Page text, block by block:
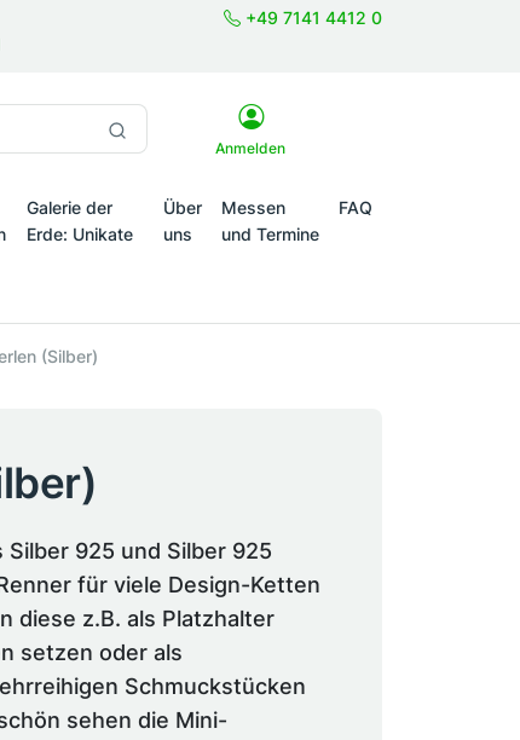
+49 7141 4412 0
Anmelden
Galerie der
Erde: Unikate
Über
uns
Messen
und Termine
FAQ
(Silber)
925 und Silber 925
für viele Design-Ketten
diese z.B. als Platzhalter
setzen oder als
Schmuckstücken
sehen die Mini-